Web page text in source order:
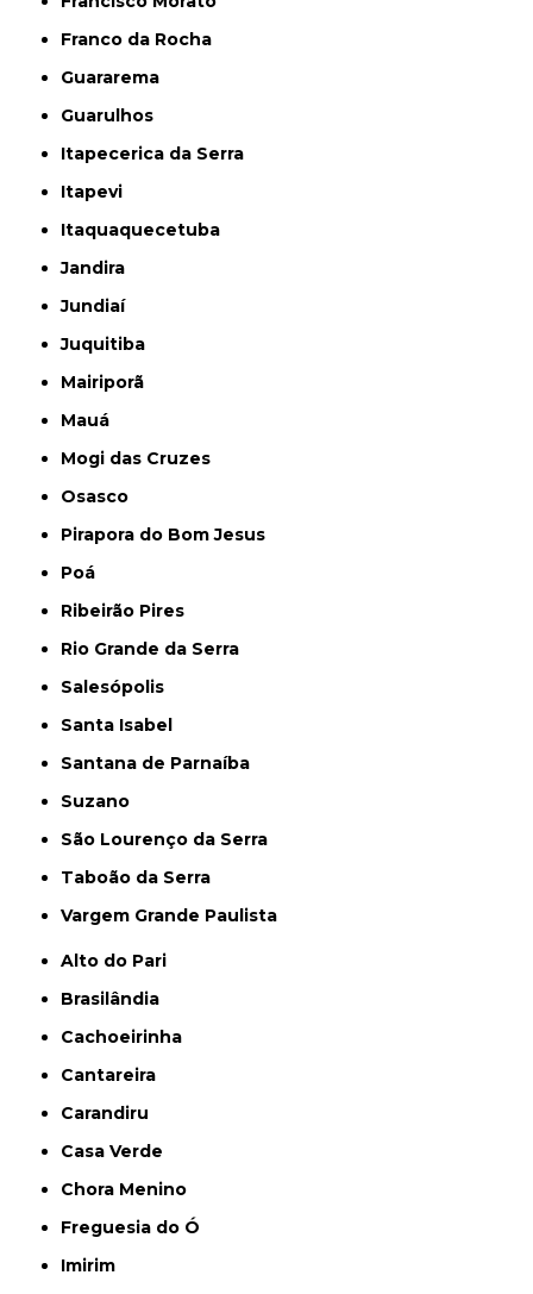
Franco da Rocha
Guararema
Guarulhos
Itapecerica da Serra
Itapevi
Itaquaquecetuba
Jandira
Jundiaí
Juquitiba
Mairiporã
Mauá
Mogi das Cruzes
Osasco
Pirapora do Bom Jesus
Poá
Ribeirão Pires
Rio Grande da Serra
Salesópolis
Santa Isabel
Santana de Parnaíba
Suzano
São Lourenço da Serra
Taboão da Serra
Vargem Grande Paulista
Alto do Pari
Brasilândia
Cachoeirinha
Cantareira
Carandiru
Casa Verde
Chora Menino
Freguesia do Ó
Imirim